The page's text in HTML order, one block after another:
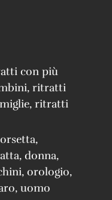
con più
, ritratti
, ritratti
,
, donna,
, orologio,
, uomo